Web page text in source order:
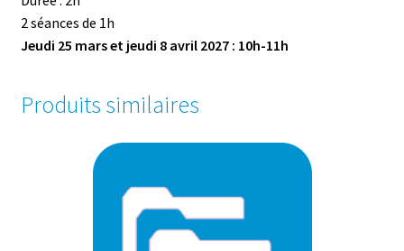
2 séances de 1h
Jeudi 25 mars et jeudi 8 avril 2027 : 10h-11h
Produits similaires